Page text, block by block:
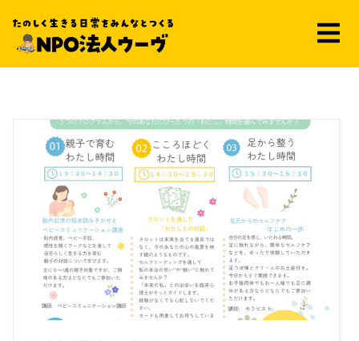
2024年11月